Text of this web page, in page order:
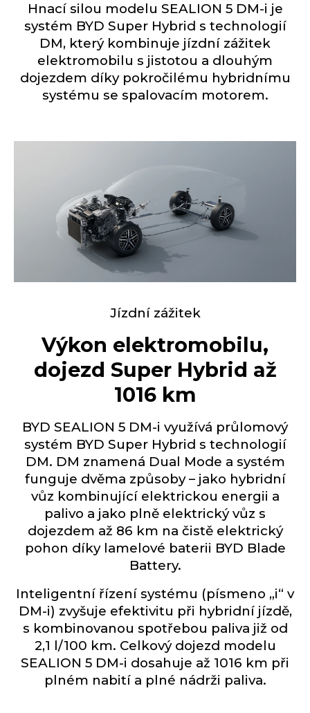
Hnací silou modelu SEALION 5 DM-i je
systém BYD Super Hybrid s technologií
DM, který kombinuje jízdní zážitek
elektromobilu s jistotou a dlouhým
dojezdem díky pokročilému hybridnímu
systému se spalovacím motorem.
Jízdní zážitek
Výkon elektromobilu,
dojezd Super Hybrid až
1016 km
BYD SEALION 5 DM-i využívá průlomový
systém BYD Super Hybrid s technologií
DM. DM znamená Dual Mode a systém
funguje dvěma způsoby – jako hybridní
vůz kombinující elektrickou energii a
palivo a jako plně elektrický vůz s
dojezdem až 86 km na čistě elektrický
pohon díky lamelové baterii BYD Blade
Battery.
Inteligentní řízení systému (písmeno „i“ v
DM-i) zvyšuje efektivitu při hybridní jízdě,
s kombinovanou spotřebou paliva již od
2,1 l/100 km. Celkový dojezd modelu
SEALION 5 DM-i dosahuje až 1016 km při
plném nabití a plné nádrži paliva.